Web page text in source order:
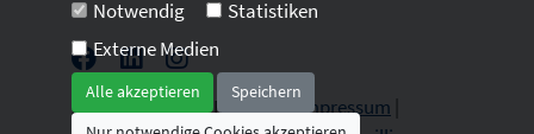
2026 © All Rights Reserved.Impressum
Notwendig
Statistiken
Externe Medien
Alle akzeptieren
Speichern